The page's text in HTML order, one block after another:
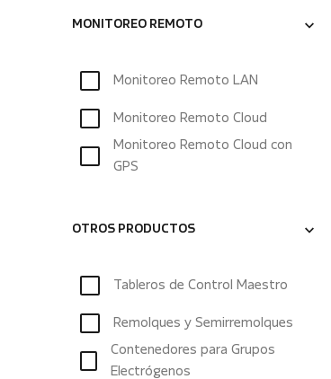
MONITOREO REMOTO
Monitoreo Remoto LAN
Monitoreo Remoto Cloud
Monitoreo Remoto Cloud con
GPS
OTROS PRODUCTOS
Tableros de Control Maestro
Remolques y Semirremolques
Contenedores para Grupos
Electrógenos